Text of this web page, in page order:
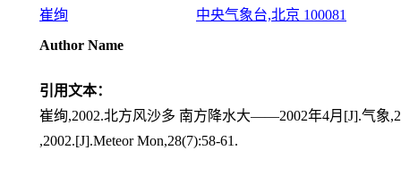
崔绚
中央气象台,北京 100081
Author Name
引用文本：
崔绚,2002.北方风沙多 南方降水大——2002年4月[J].气象
,2002.[J].Meteor Mon,28(7):58-61.